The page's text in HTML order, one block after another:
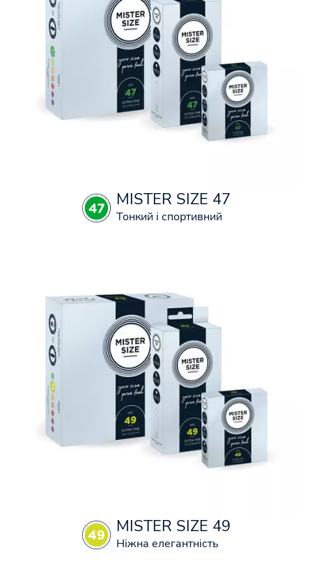
MISTER SIZE 47
Тонкий і спортивний
MISTER SIZE 49
Ніжна елегантність